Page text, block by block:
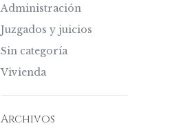
Administración
Juzgados y juicios
Sin categoría
Vivienda
Archivos